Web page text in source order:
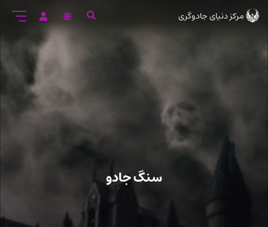
ورود
اصلی
مرکز دنیای جادوگری
سنگ جادو